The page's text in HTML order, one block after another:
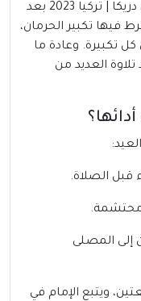
يحدد وقت وموعد صلاة عيد الأضحي في دريكا | تركيا 2023 بعد
دقيقة، ويشترط فيها تكبير الحرمان،
تكبيرة. وعادة ما
العديد من
إلى المصلى
ويتبع الإمام في